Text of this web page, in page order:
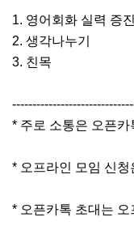
1. 영어회화 실력 증진
2. 생각나누기
3. 친목
* 주로 소통은 오픈
* 오프라인 모임 신
* 오픈카톡 초대는